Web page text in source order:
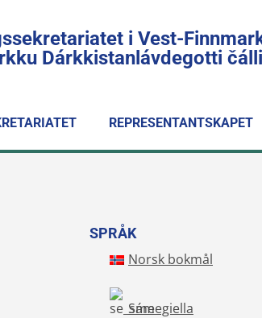
i Vest-
Dárkkistanlávdegotti
REPRESENTANTSKAPET
SPRÅK
Norsk bokmål
Sámegiella